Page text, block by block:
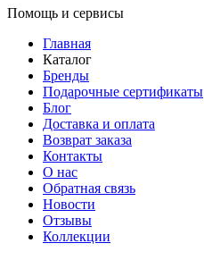
Помощь и сервисы
Главная
Каталог
Бренды
Подарочные сертификаты
Блог
Доставка и оплата
Возврат заказа
Контакты
О нас
Обратная связь
Новости
Отзывы
Коллекции